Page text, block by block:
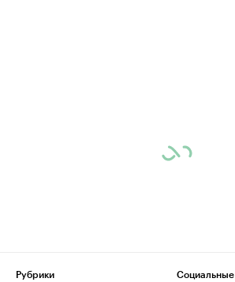
Рубрики
Социальные